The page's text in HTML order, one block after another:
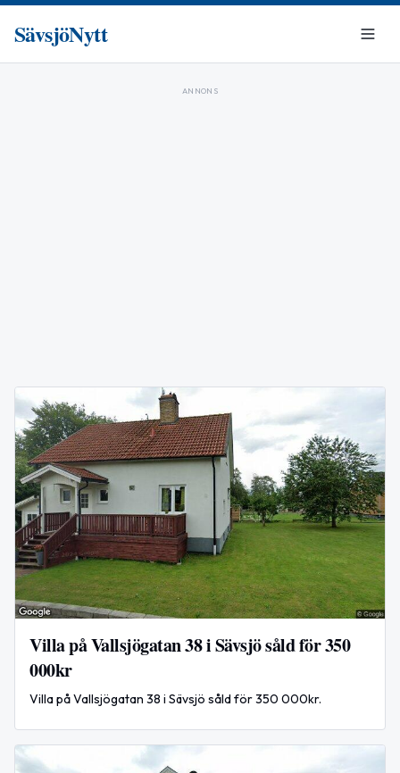
SävsjöNytt
ANNONS
Villa på Vallsjögatan 38 i Sävsjö såld för 350
000kr
Villa på Vallsjögatan 38 i Sävsjö såld för 350 000kr.